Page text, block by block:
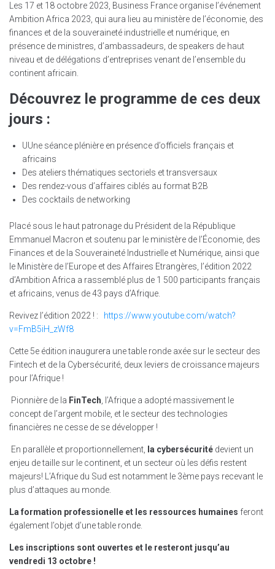
Les 17 et 18 octobre 2023, Business France organise l’événement
Ambition Africa 2023, qui aura lieu au ministère de l’économie, des
finances et de la souveraineté industrielle et numérique, en
présence de ministres, d’ambassadeurs, de speakers de haut
niveau et de délégations d’entreprises venant de l’ensemble du
continent africain.
Découvrez le programme de ces deux
jours :
UUne séance plénière en présence d’officiels français et
africains
Des ateliers thématiques sectoriels et transversaux
Des rendez-vous d’affaires ciblés au format B2B
Des cocktails de networking
Placé sous le haut patronage du Président de la République
Emmanuel Macron et soutenu par le ministère de l’Économie, des
Finances et de la Souveraineté Industrielle et Numérique, ainsi que
le Ministère de l’Europe et des Affaires Etrangères, l’édition 2022
d’Ambition Africa a rassemblé plus de 1 500 participants français
et africains, venus de 43 pays d’Afrique.
Revivez l’édition 2022 ! : https://www.youtube.com/watch?
v=FmB5iH_zWf8
Cette 5e édition inaugurera une table ronde axée sur le secteur des
Fintech et de la Cybersécurité, deux leviers de croissance majeurs
pour l’Afrique !
Pionnière de la FinTech , l’Afrique a adopté massivement le
concept de l’argent mobile, et le secteur des technologies
financières ne cesse de se développer !
En parallèle et proportionnellement, la cybersécurité devient un
enjeu de taille sur le continent, et un secteur où les défis restent
majeurs! L’Afrique du Sud est notamment le 3ème pays recevant le
plus d’attaques au monde.
La formation professionelle et les ressources humaines feront
également l’objet d’une table ronde.
Les inscriptions sont ouvertes et le resteront jusqu’au
vendredi 13 octobre !